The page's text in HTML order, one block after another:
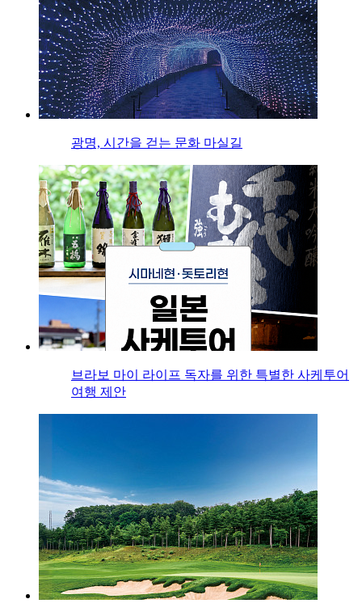
광명, 시간을 걷는 문화 마실길
브라보 마이 라이프 독자를 위한 특별한 사케투어
여행 제안